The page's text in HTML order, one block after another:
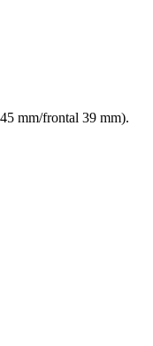
mm/frontal 39 mm).